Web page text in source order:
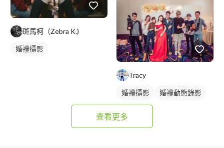
斑馬柯（Zebra K.)
婚禮攝影
駐唱歌手
歌唱表演
活動主持
婚禮表演
Tracy
婚禮攝影 婚禮動態錄影
查看更多